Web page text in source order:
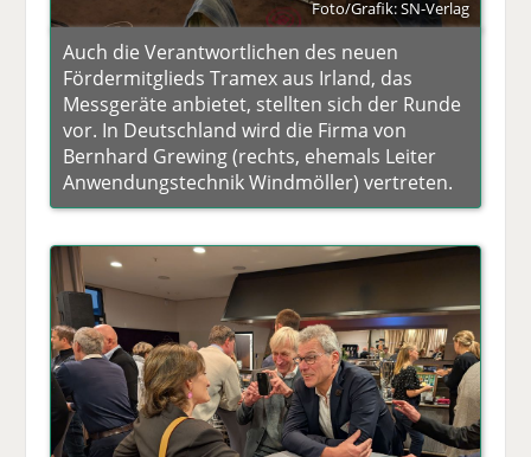
Foto/Grafik: SN-Verlag
Auch die Verantwortlichen des neuen
Fördermitglieds Tramex aus Irland, das
Messgeräte anbietet, stellten sich der Runde
vor. In Deutschland wird die Firma von
Bernhard Grewing (rechts, ehemals Leiter
Anwendungstechnik Windmöller) vertreten.